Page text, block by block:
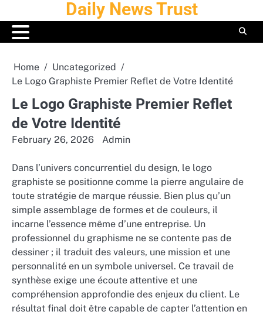
to
content
Daily News Trust
Home
Uncategorized
Le Logo Graphiste Premier Reflet de Votre Identité
Le Logo Graphiste Premier Reflet
de Votre Identité
February 26, 2026 Admin
Dans l’univers concurrentiel du design, le logo
graphiste se positionne comme la pierre angulaire de
toute stratégie de marque réussie. Bien plus qu’un
simple assemblage de formes et de couleurs, il
incarne l’essence même d’une entreprise. Un
professionnel du graphisme ne se contente pas de
dessiner ; il traduit des valeurs, une mission et une
personnalité en un symbole universel. Ce travail de
synthèse exige une écoute attentive et une
compréhension approfondie des enjeux du client. Le
résultat final doit être capable de capter l’attention en